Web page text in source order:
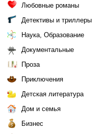
Любовные романы
Детективы и триллеры
Наука, Образование
Документальные
Проза
Приключения
Детская литература
Дом и семья
Бизнес